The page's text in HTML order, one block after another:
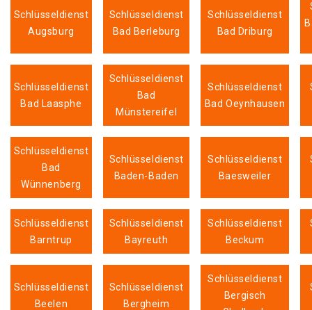
Schlüsseldienst
Augsburg
Schlüsseldienst
Bad Berleburg
Schlüsseldienst
Bad Driburg
Schlüsseldienst
Bad Laasphe
Schlüsseldienst
Bad
Münstereifel
Schlüsseldienst
Bad Oeynhausen
Schlüsseldienst
Bad
Wünnenberg
Schlüsseldienst
Baden-Baden
Schlüsseldienst
Baesweiler
Schlüsseldienst
Barntrup
Schlüsseldienst
Bayreuth
Schlüsseldienst
Beckum
Schlüsseldienst
Beelen
Schlüsseldienst
Bergheim
Schlüsseldienst
Bergisch